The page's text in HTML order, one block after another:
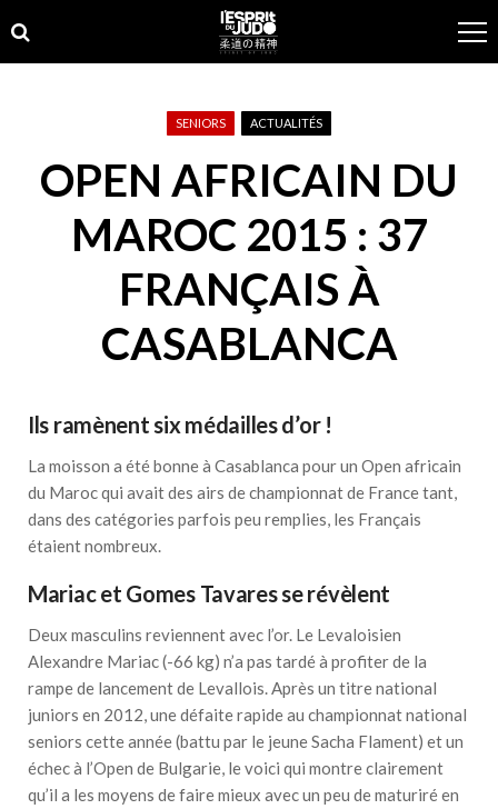
to
navigation
to
content
SENIORS ACTUALITÉS
OPEN AFRICAIN DU
MAROC 2015 : 37
FRANÇAIS À
CASABLANCA
Ils ramènent six médailles d’or !
La moisson a été bonne à Casablanca pour un Open africain
du Maroc qui avait des airs de championnat de France tant,
dans des catégories parfois peu remplies, les Français
étaient nombreux.
Mariac et Gomes Tavares se révèlent
Deux masculins reviennent avec l’or. Le Levaloisien
Alexandre Mariac (-66 kg) n’a pas tardé à profiter de la
rampe de lancement de Levallois. Après un titre national
juniors en 2012, une défaite rapide au championnat national
seniors cette année (battu par le jeune Sacha Flament) et un
échec à l’Open de Bulgarie, le voici qui montre clairement
qu’il a les moyens de faire mieux avec un peu de maturiré en